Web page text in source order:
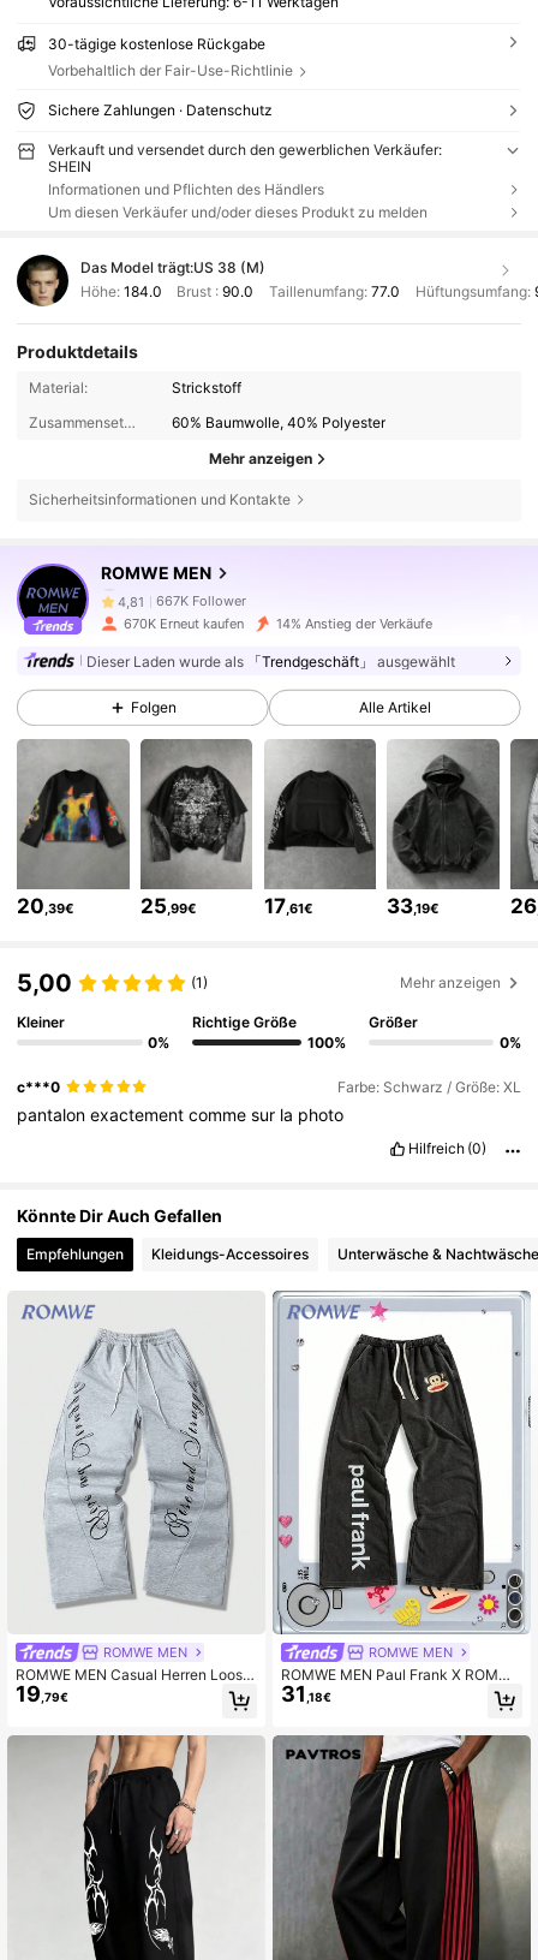
30-tägige kostenlose Rückgabe
Vorbehaltlich der Fair-Use-Richtlinie
Sichere Zahlungen · Datenschutz
Verkauft und versendet durch den gewerblichen Verkäufer:
SHEIN
Informationen und Pflichten des Händlers
Um diesen Verkäufer und/oder dieses Produkt zu melden
Das Model trägt:US 38 (M)
Höhe: 184.0 Brust :90.0 Taillenumfang: 77.0 Hüftungsumfang:
Produktdetails
Material:
Strickstoff
Zusammensetzung:
60% Baumwolle, 40% Polyester
Mehr anzeigen
Sicherheitsinformationen und Kontakte
ROMWE MEN
4,81 667K Follower
667K Follower
4,81 667K Follower
667K Follower
4,81
4,81
670K Erneut kaufen 14% Anstieg der Verkäufe
Dieser Laden wurde als 「Trendgeschäft」 ausgewählt
Folgen Alle Artikel
20,39€ 25,99€ 17,61€ 33,19€ 26
5,00 (1) Mehr anzeigen
Kleiner
0%
Richtige Größe
100%
Größer
0%
c***0 Farbe: Schwarz / Größe: XL
pantalonexactementcommesur la photo
Hilfreich (0)
Könnte Dir Auch Gefallen
Empfehlungen Kleidungs-Accessoires Unterwäsche & Nachtwäsche
ROMWE MEN
ROMWE MEN Casual Herren Loose
Fit Jogginghose mit Buchstaben-M
uster Patchwork und Kordelzug Tail
19,79€
ROMWE MEN
ROMWE MEN Paul Frank X ROMWE
Herren Lässig Buchstaben & Cartoo
n Grafik Jogginghose, bequeme Läs
31 ,18€